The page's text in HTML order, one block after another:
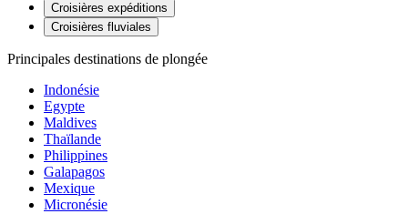
Croisières expéditions
Croisières fluviales
Principales destinations de plongée
Indonésie
Egypte
Maldives
Thaïlande
Philippines
Galapagos
Mexique
Micronésie